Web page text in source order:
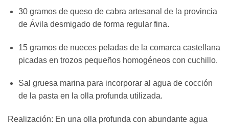
30 gramos de queso de cabra artesanal de la provincia
de Ávila desmigado de forma regular fina.
15 gramos de nueces peladas de la comarca castellana
picadas en trozos pequeños homogéneos con cuchillo.
Sal gruesa marina para incorporar al agua de cocción
de la pasta en la olla profunda utilizada.
Realización: En una olla profunda con abundante agua